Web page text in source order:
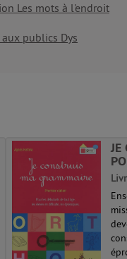
Les mots à l'endroit
publics Dys
JE